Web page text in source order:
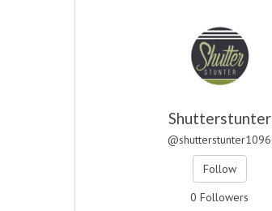
Shutterstunter
@shutterstunter1096
Follow
0 Followers